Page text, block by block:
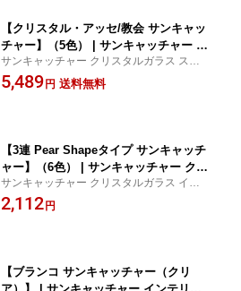
【クリスタル・アッセ/教会 サンキャッ
チャー】（5色） | サンキャッチャー ス
タンド クリスタルガラス クリスタル 置
物 プレゼントやギフトに！
サンキャッチャー クリスタルガラス スタン
ド インテリア 北欧 雑貨 ステンレス かわい
い プレゼント ギフト 結婚祝い 引越し祝い
5,489 円 送料無料
【3連 Pear Shapeタイプ サンキャッチ
ャー】（6色） | サンキャッチャー クリ
スタルガラス クリスタル プレゼントや
ギフトに
サンキャッチャー クリスタルガラス インテ
リア 北欧 雑貨 かわいい プレゼント ギフト
結婚祝い 引越し祝い 新築祝い 窓辺 風水
2,112 円
【ブランコ サンキャッチャー（クリ